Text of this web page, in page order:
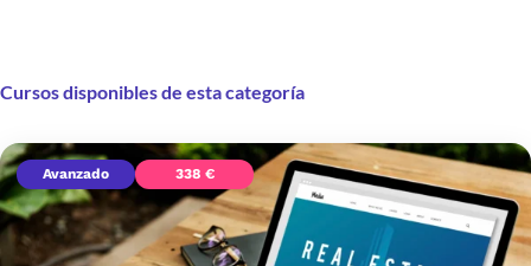
Cursos disponibles de esta categoría
Avanzado 338 €